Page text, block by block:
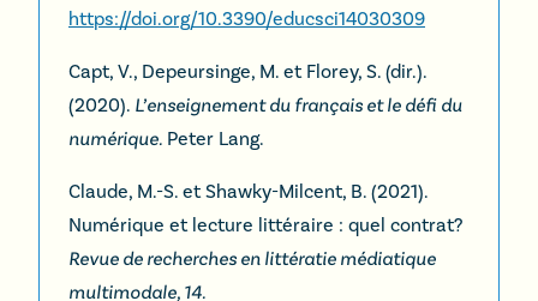
https://doi.org/10.3390/educsci14030309
Capt, V., Depeursinge, M. et Florey, S. (dir.).
(2020). L’enseignement du français et le défi du
numérique. Peter Lang.
Claude, M.-S. et Shawky-Milcent, B. (2021).
Numérique et lecture littéraire : quel contrat?
Revue de recherches en littératie médiatique
multimodale, 14.